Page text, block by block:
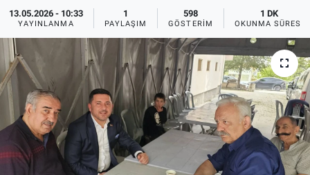
13.05.2026 - 10:33
YAYINLANMA
1
PAYLAŞIM
598
GÖSTERIM
1 DK
OKUNMA SÜRESI
Genel
Sizden Gelenler
Sağlık
Eğitim
Kültür
Sizden Gelenler